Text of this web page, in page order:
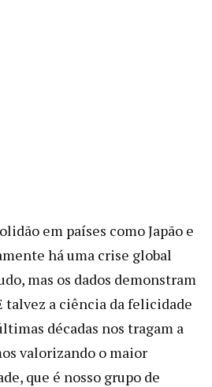
em países como Japão e
há uma crise global
mas os dados demonstram
talvez a ciência da felicidade
décadas nos tragam a
valorizando o maior
que é nosso grupo de